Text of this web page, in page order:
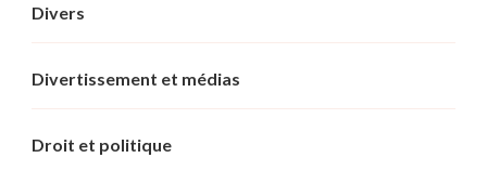
Divers
Divertissement et médias
Droit et politique